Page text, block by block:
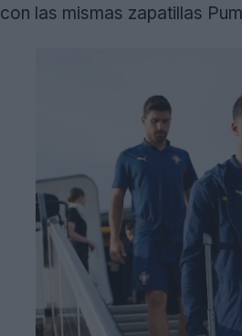
con las mismas zapatillas